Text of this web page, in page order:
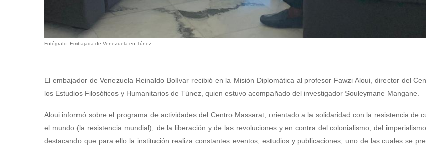
Fotógrafo: Embajada de Venezuela en Túnez
El embajador de Venezuela Reinaldo Bolívar recibió en la Misión Diplomática al profesor Fawzi Aloui, director del
los Estudios Filosóficos y Humanitarios de Túnez, quien estuvo acompañado del investigador Souleymane Mangane.
Aloui informó sobre el programa de actividades del Centro Massarat, orientado a la solidaridad con la resistencia de
el mundo (la resistencia mundial), de la liberación y de las revoluciones y en contra del colonialismo, del
destacando que para ello la institución realiza constantes eventos, estudios y publicaciones, uno de las cuales se